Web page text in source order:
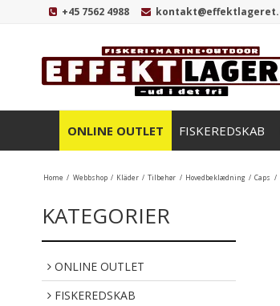
+45 7562 4988
ONLINE OUTLET FISKEREDSKAB
Home / Webbshop / Kläder / Tilbehør / Hovedbeklædning / Caps /
KATEGORIER
ONLINE OUTLET
FISKEREDSKAB